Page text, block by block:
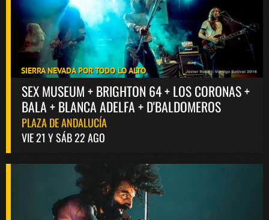
SIERRA NEVADA POR TODO LO ALTO
SEX MUSEUM + BRIGHTON 64 + LOS CORONAS +
BALA + BLANCA ADELFA + D'BALDOMEROS
PLAZA DE ANDALUCÍA
VIE 21 Y SÁB 22 AGO